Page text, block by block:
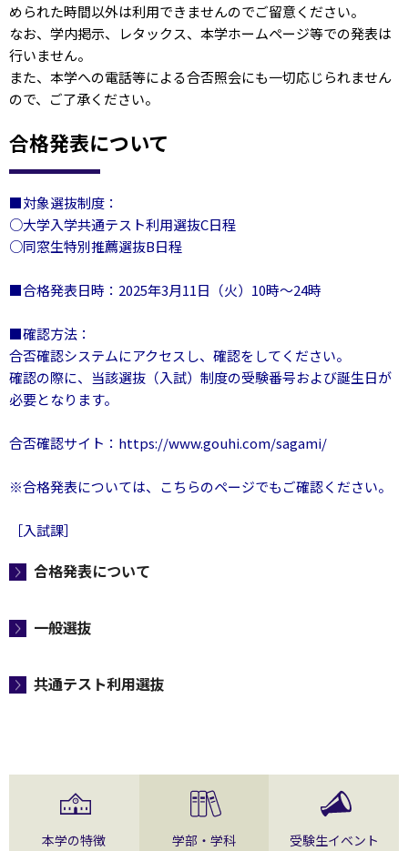
められた時間以外は利用できませんのでご留意ください。
なお、学内掲示、レタックス、本学ホームページ等での発表は
行いません。
また、本学への電話等による合否照会にも一切応じられません
ので、ご了承ください。
合格発表について
■対象選抜制度：
○大学入学共通テスト利用選抜C日程
○同窓生特別推薦選抜B日程
■合格発表日時：2025年3月11日（火）10時～24時
■確認方法：
合否確認システムにアクセスし、確認をしてください。
確認の際に、当該選抜（入試）制度の受験番号および誕生日が
必要となります。
合否確認サイト：https://www.gouhi.com/sagami/
※合格発表については、こちらのページでもご確認ください。
［入試課］
合格発表について
一般選抜
共通テスト利用選抜
本学の特徴 学部・学科 受験生イベント